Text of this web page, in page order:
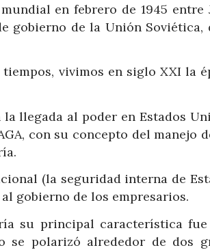
en febrero de 1945
gobierno de la Unión Soviética,
vivimos en siglo XXI la
llegada al poder en Estados
con su concepto del manejo
(la seguridad interna de
gobierno de los empresarios.
su principal característica
se polarizó alrededor de dos